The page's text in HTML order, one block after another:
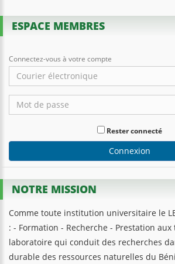
ESPACE MEMBRES
Connectez-vous à votre compte
Rester connecté
Connexion
NOTRE MISSION
Comme toute institution universitaire le
: - Formation - Recherche - Prestation aux
laboratoire qui conduit des recherches
durable des ressources naturelles du